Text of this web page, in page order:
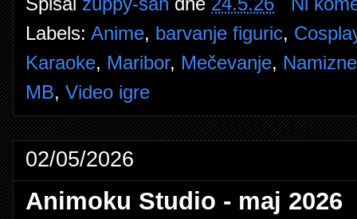
Labels: Anime, barvanje figuric,
Karaoke, Maribor, Mečevanje,
MB, Video igre
02/05/2026
Animoku Studio - maj 2026